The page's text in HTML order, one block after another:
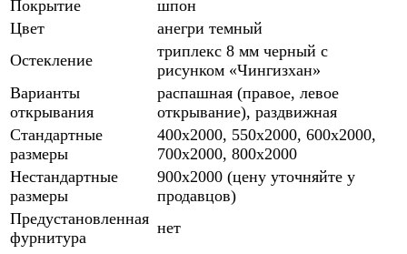
Покрытие
шпон
Цвет
анегри темный
Остекление
триплекс 8 мм черный с
рисунком «Чингизхан»
Варианты
открывания
распашная (правое, левое
открывание), раздвижная
Стандартные
размеры
400х2000, 550х2000, 600х2000,
700х2000, 800х2000
Нестандартные
размеры
900х2000 (цену уточняйте у
продавцов)
Предустановленная
фурнитура
нет